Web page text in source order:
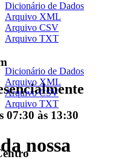
07:30 às 13:30
Dicionário de Dados
Arquivo XML
Arquivo CSV
Arquivo TXT
Dicionário de Dados
Arquivo XML
Arquivo CSV
Arquivo TXT
nossa